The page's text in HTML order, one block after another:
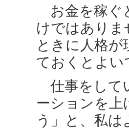
お金を稼ぐ
けではありま
ときに人格
ておくとよい
仕事をして
ーションを上
う」と、私